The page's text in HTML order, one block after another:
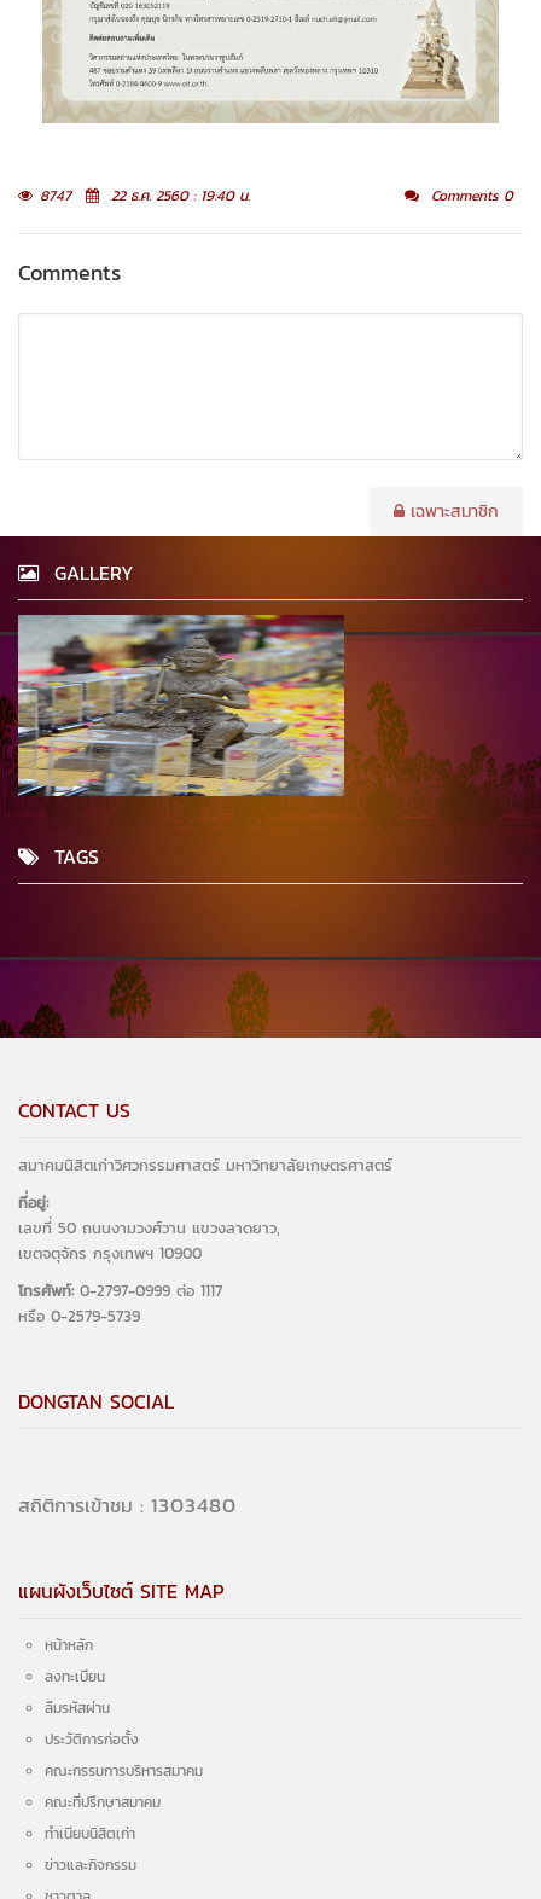
8747 22 ธ.ค. 2560 : 19:40 น. Comments 0
Comments
เฉพาะสมาชิก
GALLERY
TAGS
CONTACT US
สมาคมนิสิตเก่าวิศวกรรมศาสตร์ มหาวิทยาลัยเกษตรศาสตร์
ที่อยู่:
เลขที่ 50 ถนนงามวงศ์วาน แขวงลาดยาว,
เขตจตุจักร กรุงเทพฯ 10900
โทรศัพท์:0-2797-0999 ต่อ 1117
หรือ 0-2579-5739
DONGTAN SOCIAL
สถิติการเข้าชม : 1475636
แผนผังเว็บไซต์ SITE MAP
หน้าหลัก
ลงทะเบียน
ลืมรหัสผ่าน
ประวัติการก่อตั้ง
คณะกรรมการบริหารสมาคม
คณะที่ปรึกษาสมาคม
ทำเนียบนิสิตเก่า
ข่าวและกิจกรรม